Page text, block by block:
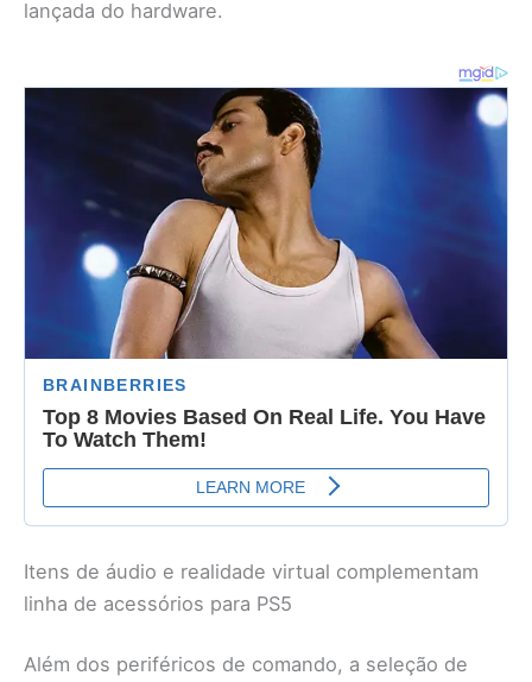
lançada do hardware.
Itens de áudio e realidade virtual complementam
linha de acessórios para PS5
Além dos periféricos de comando, a seleção de